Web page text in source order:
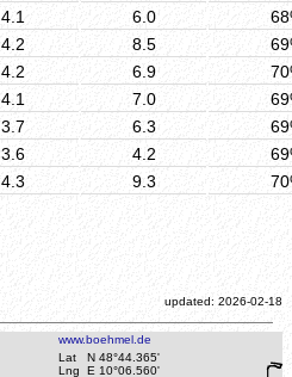
4.1 6.0
4.2 8.5
4.2 6.9
4.1 7.0
3.7 6.3
3.6 4.2
4.3 9.3
updated: 2026-02-18